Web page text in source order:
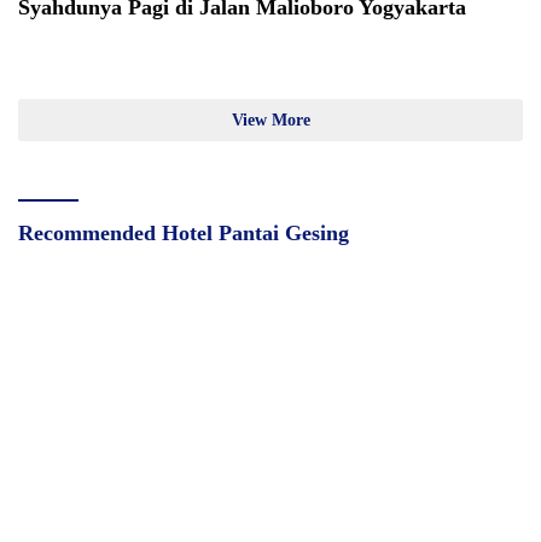
Syahdunya Pagi di Jalan Malioboro Yogyakarta
View More
Recommended Hotel Pantai Gesing